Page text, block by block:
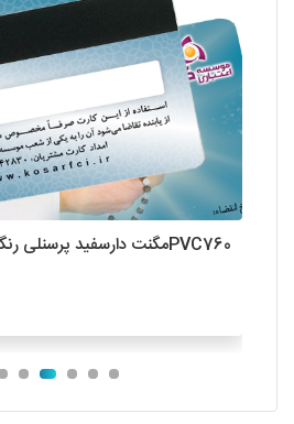
PVC760مگنت دارسفید پرسنلی رنگی